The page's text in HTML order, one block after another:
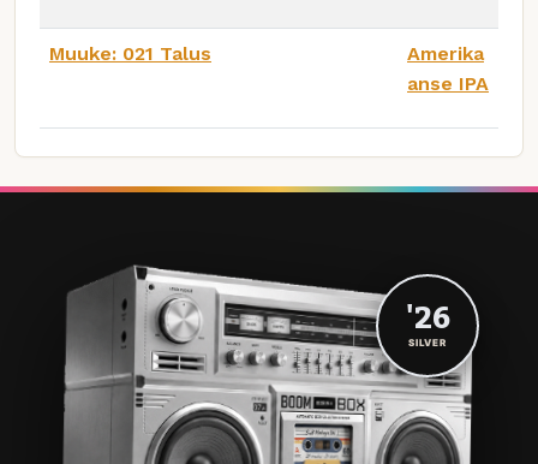
Muuke: 021 Talus
Amerika
anse IPA
'26
SILVER